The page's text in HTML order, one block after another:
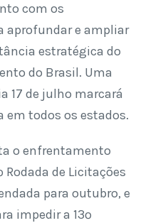
com os
aprofundar e ampliar
estratégica do
do Brasil. Uma
17 de julho marcará
em todos os estados.
o enfrentamento
Rodada de Licitações
para outubro, e
impedir a 13º